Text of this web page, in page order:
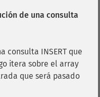
de una consulta
consulta INSERT que
itera sobre el array
que será pasado